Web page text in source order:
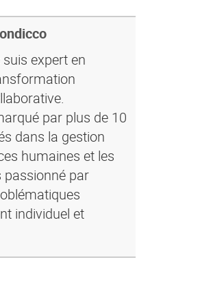
expert en
par plus de 10
dans la gestion
humaines et les
passionné par
individuel et